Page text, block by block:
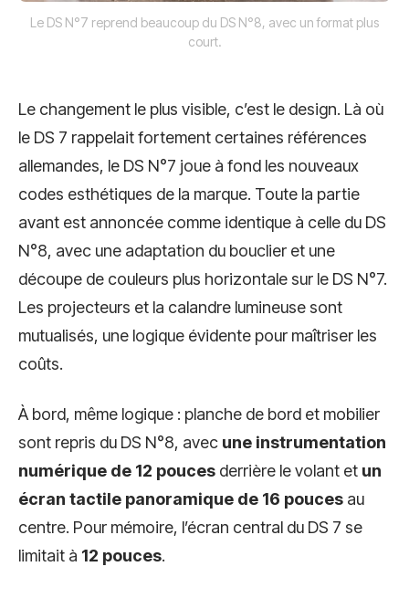
Le DS N°7 reprend beaucoup du DS N°8, avec un format plus
court.
Le changement le plus visible, c’est le design. Là où
le DS 7 rappelait fortement certaines références
allemandes, le DS N°7 joue à fond les nouveaux
codes esthétiques de la marque. Toute la partie
avant est annoncée comme identique à celle du DS
N°8, avec une adaptation du bouclier et une
découpe de couleurs plus horizontale sur le DS N°7.
Les projecteurs et la calandre lumineuse sont
mutualisés, une logique évidente pour maîtriser les
coûts.
À bord, même logique : planche de bord et mobilier
sont repris du DS N°8, avec une instrumentation
numérique de 12 pouces derrière le volant et un
écran tactile panoramique de 16 pouces au
centre. Pour mémoire, l’écran central du DS 7 se
limitait à 12 pouces.